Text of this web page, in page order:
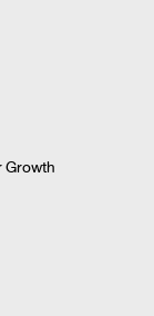
Growth